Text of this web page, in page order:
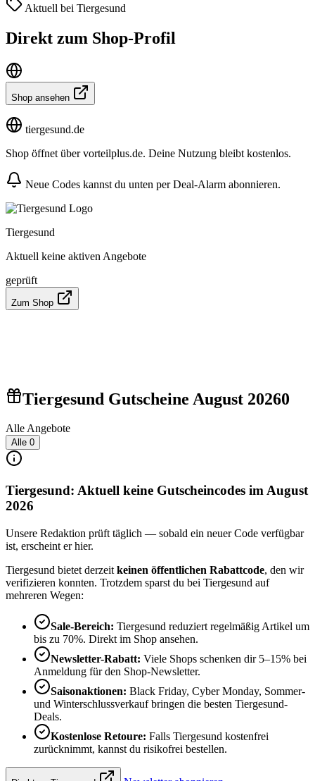
Aktuell bei Tiergesund
Direkt zum Shop-Profil
Shop ansehen
tiergesund.de
Shop öffnet über vorteilplus.de. Deine Nutzung bleibt kostenlos.
Neue Codes kannst du unten per Deal-Alarm abonnieren.
Tiergesund
Aktuell keine aktiven Angebote
geprüft
Zum Shop
Tiergesund Gutscheine August 20260
Alle Angebote
Alle 0
Tiergesund: Aktuell keine Gutscheincodes im August
2026
Unsere Redaktion prüft täglich — sobald ein neuer Code verfügbar
ist, erscheint er hier.
Tiergesund bietet derzeit keinen öffentlichen Rabattcode, den wir
verifizieren konnten. Trotzdem sparst du bei Tiergesund auf
mehreren Wegen:
Sale-Bereich: Tiergesund reduziert regelmäßig Artikel um
bis zu 70%. Direkt im Shop ansehen.
Newsletter-Rabatt: Viele Shops schenken dir 5–15% bei
Anmeldung für den Shop-Newsletter.
Saisonaktionen: Black Friday, Cyber Monday, Sommer-
und Winterschlussverkauf bringen die besten Tiergesund-
Deals.
Kostenlose Retoure: Falls Tiergesund kostenfrei
zurücknimmt, kannst du risikofrei bestellen.